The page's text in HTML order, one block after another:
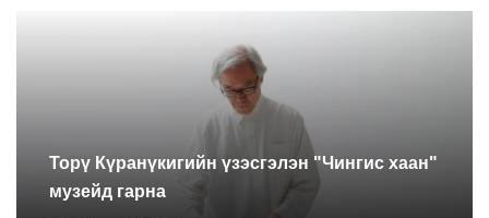
Торү Күранүкигийн үзэсгэлэн "Чингис хаан"
музейд гарна